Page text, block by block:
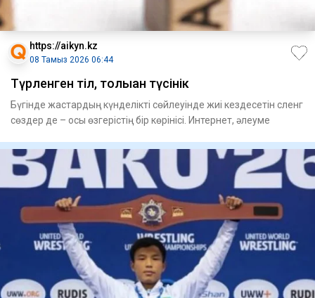
https://aikyn.kz
08 Тамыз 2026 06:44
Түрленген тіл, толыққан түсінік
Бүгінде жастардың күнделікті сөйлеуінде жиі кездесетін сленг
сөздер де – осы өзгерістің бір көрінісі. Интернет, әлеуме